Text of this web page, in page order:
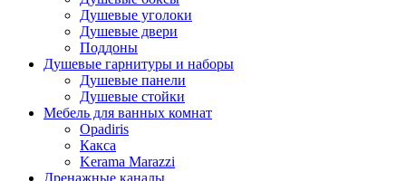
Душевые уголоки
Душевые двери
Поддоны
Душевые гарнитуры и наборы
Душевые панели
Душевые стойки
Мебель для ванных комнат
Opadiris
Какса
Kerama Marazzi
Дренажные каналы